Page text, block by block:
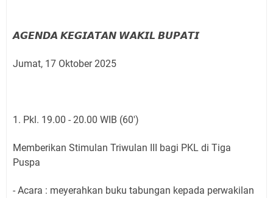
𝘼𝙂𝙀𝙉𝘿𝘼 𝙆𝙀𝙂𝙄𝘼𝙏𝘼𝙉 𝙒𝘼𝙆𝙄𝙇 𝘽𝙐𝙋𝘼𝙏𝙄
Jumat, 17 Oktober 2025
1. Pkl. 19.00 - 20.00 WIB (60')
Memberikan Stimulan Triwulan III bagi PKL di Tiga
Puspa
- Acara : meyerahkan buku tabungan kepada perwakilan